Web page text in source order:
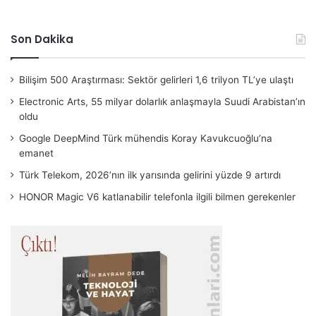
Son Dakika
Bilişim 500 Araştırması: Sektör gelirleri 1,6 trilyon TL’ye ulaştı
Electronic Arts, 55 milyar dolarlık anlaşmayla Suudi Arabistan’ın
oldu
Google DeepMind Türk mühendis Koray Kavukcuoğlu’na
emanet
Türk Telekom, 2026’nın ilk yarısında gelirini yüzde 9 artırdı
HONOR Magic V6 katlanabilir telefonla ilgili bilmen gerekenler